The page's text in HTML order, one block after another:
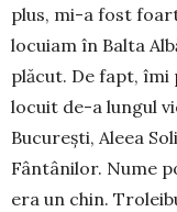
plus, mi-a fost
locuiam în Balta
plăcut. De fapt,
locuit de-a lungul
București, Aleea
Fântânilor. Nume
era un chin.